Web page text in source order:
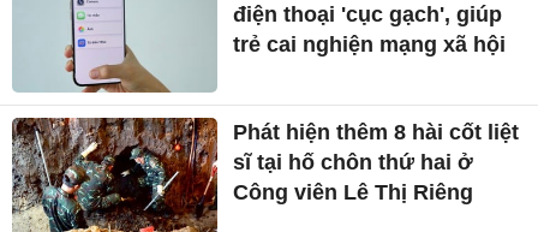
điện thoại 'cục gạch', giúp
trẻ cai nghiện mạng xã hội
Phát hiện thêm 8 hài cốt liệt
sĩ tại hố chôn thứ hai ở
Công viên Lê Thị Riêng